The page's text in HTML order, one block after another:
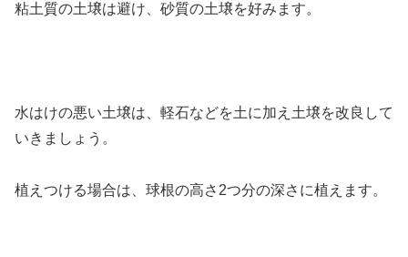
粘土質の土壌は避け、砂質の土壌を好みます。
水はけの悪い土壌は、軽石などを土に加え土壌を改良して
いきましょう。
植えつける場合は、球根の高さ2つ分の深さに植えます。